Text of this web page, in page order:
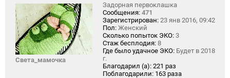
Света_мамочка
Задорная первоклашка
Сообщения: 471
Зарегистрирован: 23 янв 2016, 09:42
Пол: Женский
Сколько попыток ЭКО: 3
Стаж бесплодия: 8
Где было удачное ЭКО: Будет в 2018
г.
Благодарил (а): 221 раз
Поблагодарили: 163 раза